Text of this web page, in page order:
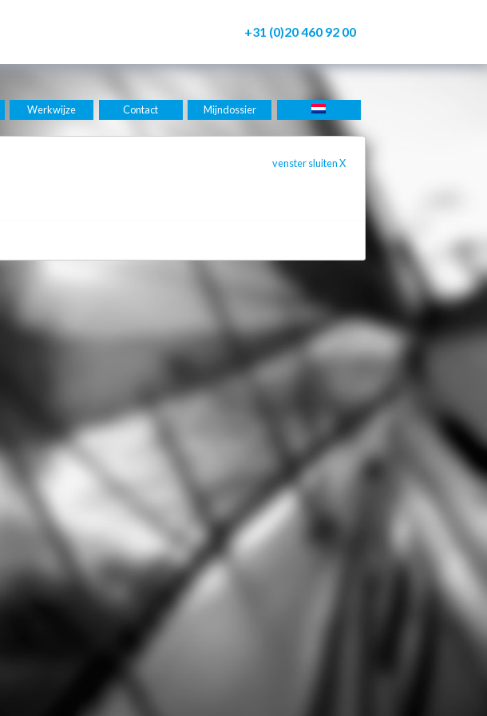
+31 (0)20 460 92 00
Werkwijze Contact Mijndossier
venster sluitenX